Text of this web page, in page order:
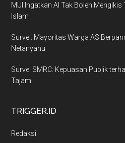
MUI Ingatkan AI Tak Boleh
Islam
Survei: Mayoritas Warga AS
Netanyahu
Survei SMRC: Kepuasan Publik
Tajam
TRIGGER.ID
Redaksi